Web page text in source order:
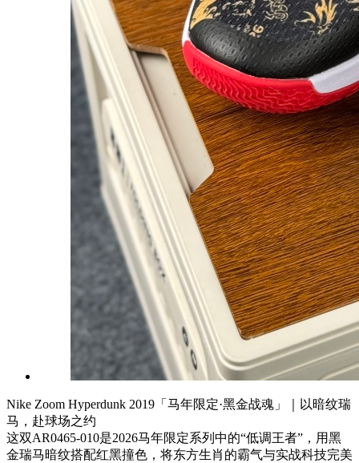
Nike Zoom Hyperdunk 2019「马年限定·黑金战魂」｜以暗纹瑞
马，赴球场之约
这双AR0465-010是2026马年限定系列中的“低调王者”，用黑
金瑞马暗纹搭配红黑撞色，将东方生肖的霸气与实战科技完美